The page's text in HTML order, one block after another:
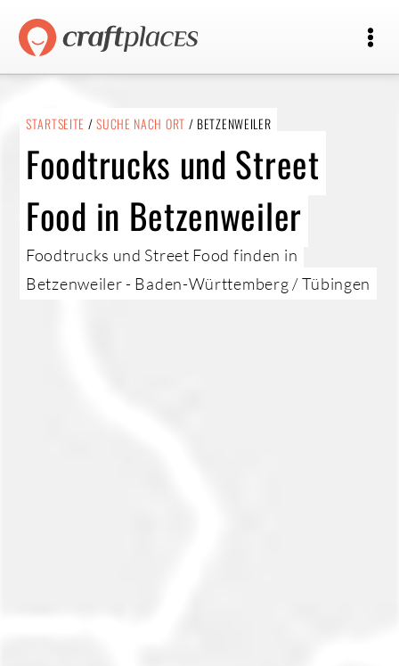
STARTSEITE /SUCHE NACH ORT / BETZENWEILER
Foodtrucks und Street
Food in Betzenweiler
Foodtrucks und Street Food finden in
Betzenweiler - Baden-Württemberg / Tübingen